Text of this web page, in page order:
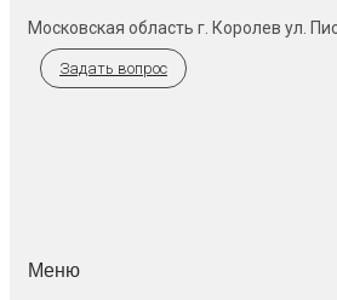
Московская область г. Королев ул.
Задать вопрос
Меню